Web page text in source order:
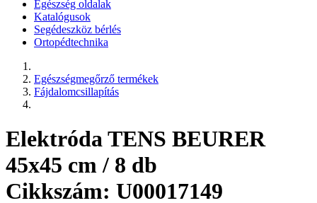
Egészség oldalak
Katalógusok
Segédeszköz bérlés
Ortopédtechnika
Egészségmegőrző termékek
Fájdalomcsillapítás
Elektróda TENS BEURER
45x45 cm / 8 db
Cikkszám: U00017149